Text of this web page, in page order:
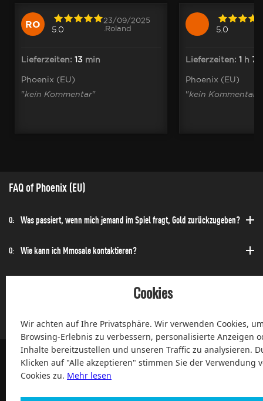
RO 5.0
23/09/2025
.Roland
Lieferzeiten: 13 min
Phoenix (EU)
"kein Kommentar"
5.0
Lieferzeiten: 1 h 7
Phoenix (EU)
"kein Kommentar
FAQ of Phoenix (EU)
Q: Was passiert, wenn mich jemand im Spiel fragt, Gold zurückzugeben?
Q: Wie kann ich Mmosale kontaktieren?
Cookies
Wir achten auf Ihre Privatsphäre. Wir verwenden Cookies,
Browsing-Erlebnis zu verbessern, personalisierte Anzeigen
Inhalte bereitzustellen und unseren Traffic zu analysieren.
Klicken auf "Alle akzeptieren" stimmen Sie der Verwendung
Cookies zu. Mehr lesen
100% Zufriedenheit und After-Sale Garantie Service seit 2004